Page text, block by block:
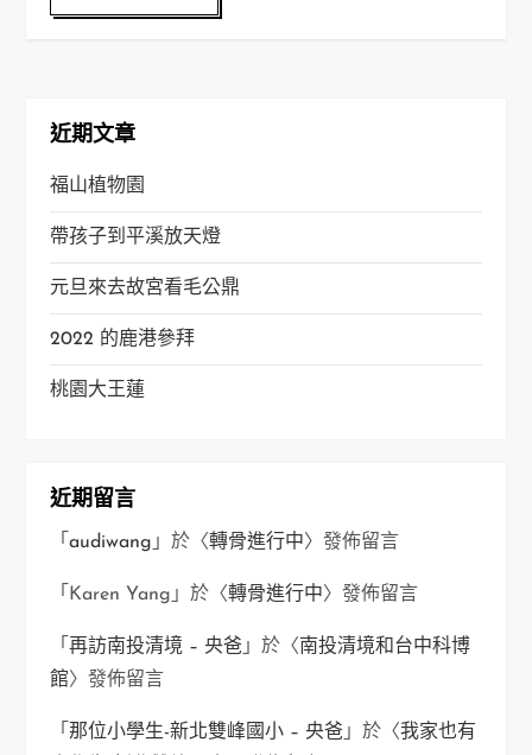
近期文章
福山植物園
帶孩子到平溪放天燈
元旦來去故宮看毛公鼎
2022 的鹿港參拜
桃園大王蓮
近期留言
「audiwang 」於〈轉骨進行中〉發佈留言
「 Karen Yang 」於〈轉骨進行中〉發佈留言
「再訪南投清境 – 央爸 」於〈南投清境和台中科博
館〉發佈留言
「 那位小學生-新北雙峰國小 – 央爸 」於〈我家也有